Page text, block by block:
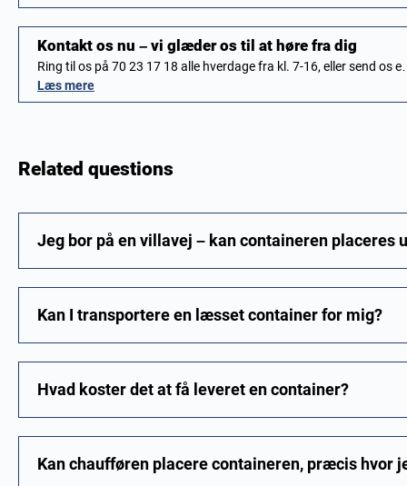
Kontakt os nu – vi glæder os til at høre fra dig
Ring til os på 70 23 17 18 alle hverdage fra kl. 7-16, eller send os
Læs mere
Related questions
Jeg bor på en villavej – kan containeren placeres
Kan I transportere en læsset container for mig?
Hvad koster det at få leveret en container?
Kan chaufføren placere containeren, præcis hvor